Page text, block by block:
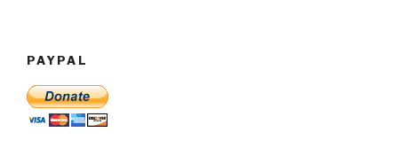
PAYPAL